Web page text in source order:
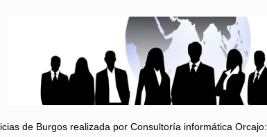
de Burgos realizada por Consultoría informática Orcajo: